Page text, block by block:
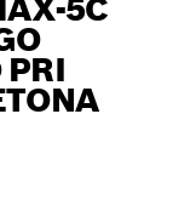
5C
PRI